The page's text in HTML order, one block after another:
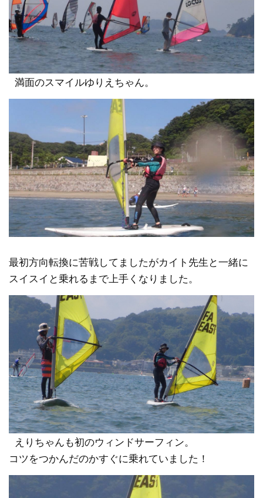
満面のスマイルゆりえちゃん。
最初方向転換に苦戦してましたがカイト先生と一緒に
スイスイと乗れるまで上手くなりました。
えりちゃんも初のウィンドサーフィン。
コツをつかんだのかすぐに乗れていました！